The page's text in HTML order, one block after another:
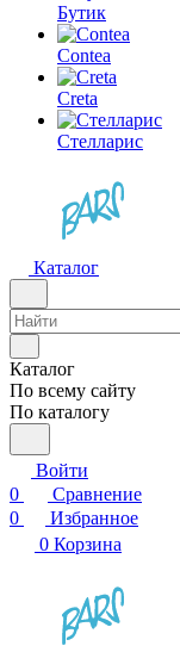
Бутик
Contea
Creta
Стелларис
Каталог
Каталог
По всему сайту
По каталогу
Войти
0
Сравнение
0
Избранное
0 Корзина